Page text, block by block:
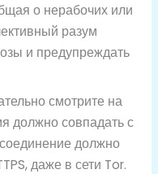
о нерабочих или
разум
и предупреждать
смотрите на
должно совпадать с
должно
даже в сети Tor.